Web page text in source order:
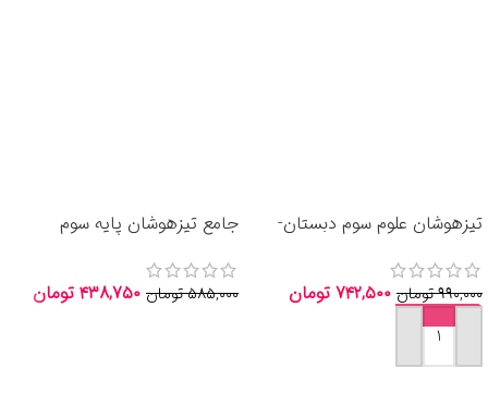
تیزهوشان علوم سوم دبستان-
۹۹۰,۰۰۰تومان ۷۴۲,۵۰۰ تومان
افزودن به سبد خرید
جامع تیزهوشان پایه سوم
۵۸۵,۰۰۰تومان ۴۳۸,۷۵۰ تومان